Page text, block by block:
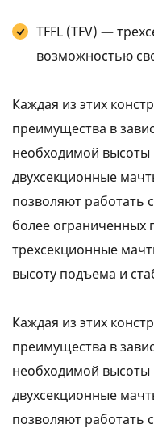
TFFL (TFV) —
возможностью
Каждая из этих
преимущества в
необходимой
двухсекционные
позволяют работать
более ограниченных
трехсекционные
высоту подъема и
Каждая из этих
преимущества в
необходимой
двухсекционные
позволяют работать